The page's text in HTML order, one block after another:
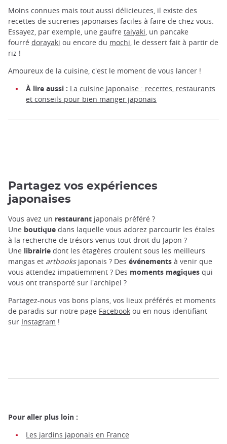
Moins connues mais tout aussi délicieuces, il existe des
recettes de sucreries japonaises faciles à faire de chez vous.
Essayez, par exemple, une gaufre taiyaki , un pancake
fourré dorayaki ou encore du mochi , le dessert fait à partir de
riz !
Amoureux de la cuisine, c'est le moment de vous lancer !
À lire aussi : La cuisine japonaise : recettes, restaurants
et conseils pour bien manger japonais
Partagez vos expériences
japonaises
Vous avez un restaurant japonais préféré ?
Une boutique dans laquelle vous adorez parcourir les étales
à la recherche de trésors venus tout droit du Japon ?
Une librairie dont les étagères croulent sous les meilleurs
mangas et artbooksjaponais ? Des événements à venir que
vous attendez impatiemment ? Des moments magiques qui
vous ont transporté sur l'archipel ?
Partagez-nous vos bons plans, vos lieux préférés et moments
de paradis sur notre page Facebook ou en nous identifiant
sur Instagram !
Pour aller plus loin :
Les jardins japonais en France